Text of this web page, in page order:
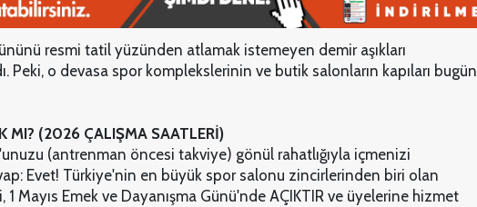
resmi tatil yüzünden atlamak istemeyen demir aşıkları
Peki, o devasa spor komplekslerinin ve butik salonların kapıları bugün
MI? (2026 ÇALIŞMA SAATLERİ)
(antrenman öncesi takviye) gönül rahatlığıyla içmenizi
Evet! Türkiye'nin en büyük spor salonu zincirlerinden biri olan
Mayıs Emek ve Dayanışma Günü'nde AÇIKTIR ve üyelerine hizmet